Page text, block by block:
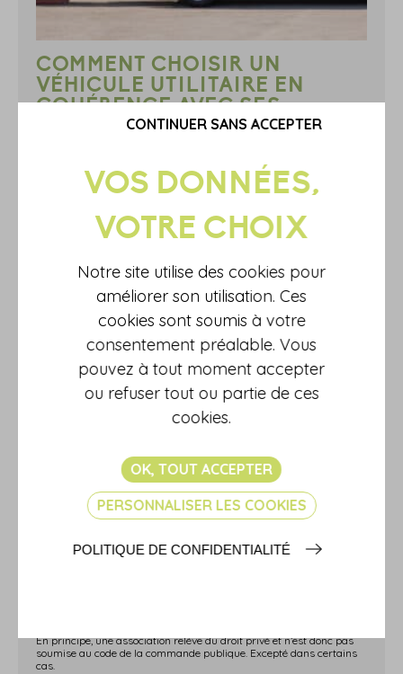
COMMENT CHOISIR UN
VÉHICULE UTILITAIRE EN
COHÉRENCE AVEC SES
nombreuses entreprises, ne peut plus se limiter au prix ou à la
capacité de chargement. Il doit désormais s’inscrire dans une
réflexion globale sur les usages et l’empreinte environnementale.
EN SAVOIR PLUS
En principe, une association relève du droit privé et n’est donc pas
soumise au code de la commande publique. Excepté dans certains
cas.
Notre site utilise des cookies pour
améliorer son utilisation. Ces
cookies sont soumis à votre
consentement préalable. Vous
pouvez à tout moment accepter
ou refuser tout ou partie de ces
cookies.
OK, TOUT ACCEPTER
CONTINUER SANS ACCEPTER
PERSONNALISER LES COOKIES
POLITIQUE DE CONFIDENTIALITÉ